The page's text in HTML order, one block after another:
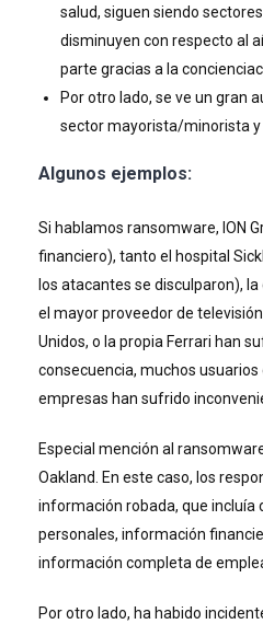
salud, siguen siendo
disminuyen con respecto al
parte gracias a la
Por otro lado, se ve un gran
sector mayorista/minorista y
Algunos ejemplos:
Si hablamos ransomware, ION
financiero), tanto el hospital
los atacantes se disculparon),
el mayor proveedor de
Unidos, o la propia Ferrari han
consecuencia, muchos
empresas han sufrido
Especial mención al
Oakland. En este caso, los
información robada, que incluía
personales, información
información completa de
Por otro lado, ha habido